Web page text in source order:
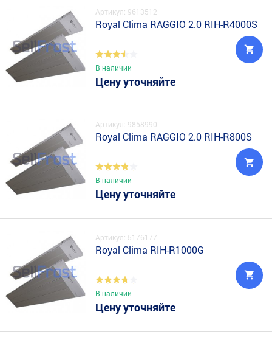
Артикул: 9613512
Royal Clima RAGGIO 2.0 RIH-R4000S
В наличии
Цену уточняйте
Артикул: 9858990
Royal Clima RAGGIO 2.0 RIH-R800S
В наличии
Цену уточняйте
Артикул: 5176177
Royal Clima RIH-R1000G
В наличии
Цену уточняйте